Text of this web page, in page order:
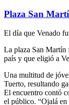
Plaza San
El día que Venado
La plaza San Martín
país y que eligió a
Una multitud de
Tuerto, resultando
El encuentro contó
el público. “Ojalá en